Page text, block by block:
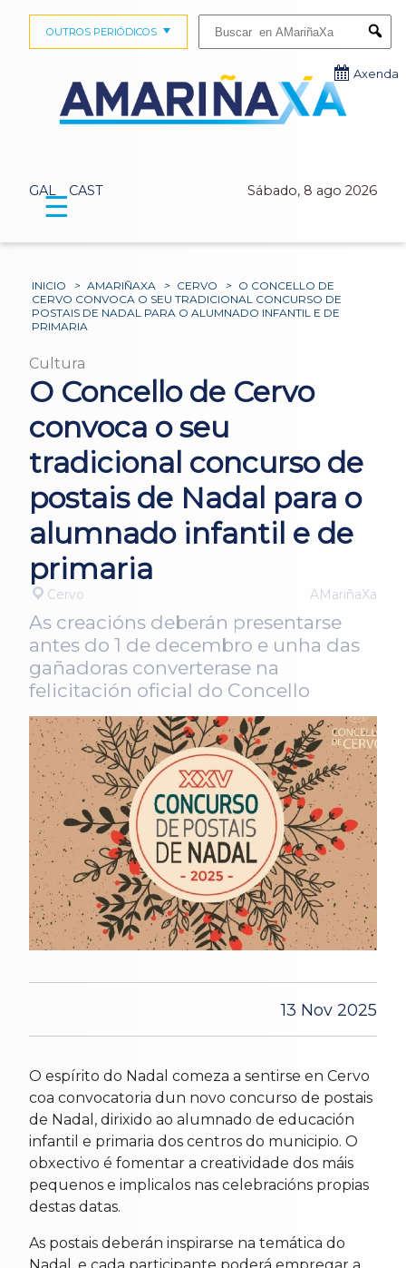
GAL CAST Sábado, 8 ago 2026
OUTROS PERIÓDICOS
Axenda
☰
INICIO > AMARIÑAXA > CERVO > O CONCELLO DE
CERVO CONVOCA O SEU TRADICIONAL CONCURSO DE
POSTAIS DE NADAL PARA O ALUMNADO INFANTIL E DE
PRIMARIA
Cultura
O Concello de Cervo
convoca o seu
tradicional concurso de
postais de Nadal para o
alumnado infantil e de
primaria
Cervo AMariñaXa
As creacións deberán presentarse
antes do 1 de decembro e unha das
gañadoras converterase na
felicitación oficial do Concello
13 Nov 2025
O espírito do Nadal comeza a sentirse en Cervo
coa convocatoria dun novo concurso de postais
de Nadal, dirixido ao alumnado de educación
infantil e primaria dos centros do municipio. O
obxectivo é fomentar a creatividade dos máis
pequenos e implicalos nas celebracións propias
destas datas.
As postais deberán inspirarse na temática do
Nadal, e cada participante poderá empregar a